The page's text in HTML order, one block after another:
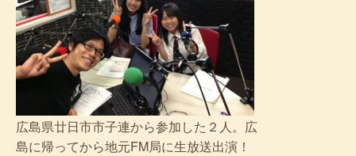
広島県廿日市市子連から参加した２人。広
島に帰ってから地元FM局に生放送出演！